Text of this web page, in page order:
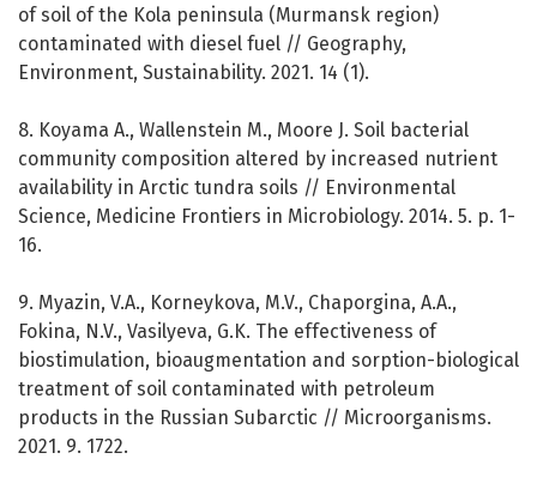
of soil of the Kola peninsula (Murmansk region)
contaminated with diesel fuel // Geography,
Environment, Sustainability. 2021. 14 (1).
8. Koyama A., Wallenstein M., Moore J. Soil bacterial
community composition altered by increased nutrient
availability in Arctic tundra soils // Environmental
Science, Medicine Frontiers in Microbiology. 2014. 5. p. 1-
16.
9. Myazin, V.A., Korneykova, M.V., Chaporgina, A.A.,
Fokina, N.V., Vasilyeva, G.K. The effectiveness of
biostimulation, bioaugmentation and sorption-biological
treatment of soil contaminated with petroleum
products in the Russian Subarctic // Microorganisms.
2021. 9. 1722.